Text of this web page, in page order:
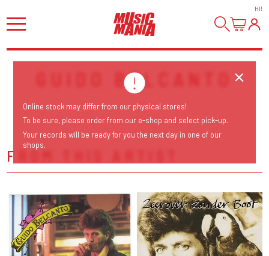
HI!
GUIDO BELCANTO
FROM THIS ARTIST
Online stock may differ from our physical stores!
To be sure, please order from our e-shop and select pick-up.
Your records will be ready for you the next day in one of our
shops.